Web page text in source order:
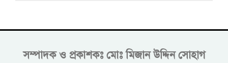
সম্পাদক ও প্রকাশকঃ মোঃ মিজান উদ্দিন সোহাগ